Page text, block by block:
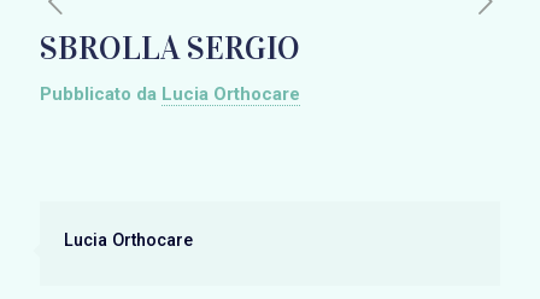
SBROLLA SERGIO
Pubblicato da Lucia Orthocare
Lucia Orthocare